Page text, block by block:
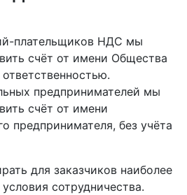
плательщиков НДС мы
счёт от имени Общества
предпринимателей мы
счёт от имени
предпринимателя, без учёта
для заказчиков наиболее
сотрудничества.